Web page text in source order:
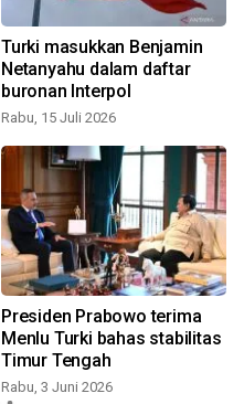
Turki masukkan Benjamin
Netanyahu dalam daftar
buronan Interpol
Rabu, 15 Juli 2026
Presiden Prabowo terima
Menlu Turki bahas stabilitas
Timur Tengah
Rabu, 3 Juni 2026